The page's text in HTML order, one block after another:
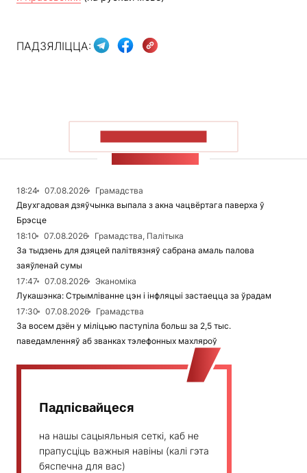
ПАДЗЯЛІЦЦА:
18:24 07.08.2026
Грамадства
Двухгадовая дзяўчынка выпала з акна чацвёртага паверха ў
Брэсце
18:10
07.08.2026
Грамадства, Палітыка
За тыдзень для дзяцей палітвязняў сабрана амаль палова
заяўленай сумы
17:47
07.08.2026
Эканоміка
Лукашэнка: Стрымліванне цэн і інфляцыі застаецца за ўрадам
17:30
07.08.2026
Грамадства
За восем дзён у міліцыю паступіла больш за 2,5 тыс.
паведамленняў аб званках тэлефонных махляроў
Падпісвайцеся
на нашы сацыяльныя сеткі, каб не
прапусціць важныя навіны (калі гэта
бяспечна для вас)